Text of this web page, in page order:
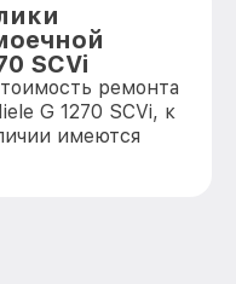
SCVi
ремонта
G 1270 SCVi, к
имеются